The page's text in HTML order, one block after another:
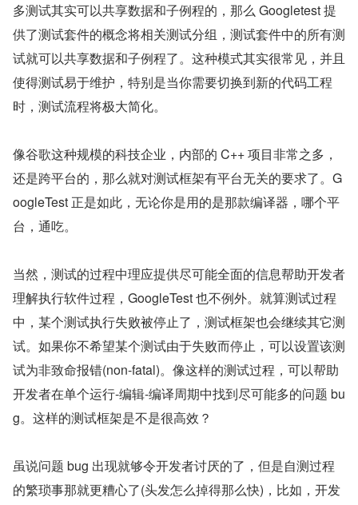
多测试其实可以共享数据和子例程的，那么 Googletest 提
供了测试套件的概念将相关测试分组，测试套件中的所有测
试就可以共享数据和子例程了。这种模式其实很常见，并且
使得测试易于维护，特别是当你需要切换到新的代码工程
时，测试流程将极大简化。
像谷歌这种规模的科技企业，内部的 C++ 项目非常之多，
还是跨平台的，那么就对测试框架有平台无关的要求了。G
oogleTest 正是如此，无论你是用的是那款编译器，哪个平
台，通吃。
当然，测试的过程中理应提供尽可能全面的信息帮助开发者
理解执行软件过程，GoogleTest 也不例外。就算测试过程
中，某个测试执行失败被停止了，测试框架也会继续其它测
试。如果你不希望某个测试由于失败而停止，可以设置该测
试为非致命报错(non-fatal)。像这样的测试过程，可以帮助
开发者在单个运行-编辑-编译周期中找到尽可能多的问题 bu
g。这样的测试框架是不是很高效？
虽说问题 bug 出现就够令开发者讨厌的了，但是自测过程
的繁琐事那就更糟心了(头发怎么掉得那么快)，比如，开发